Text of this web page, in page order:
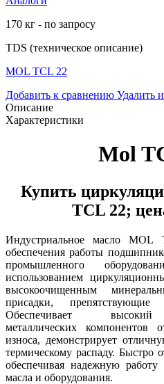
170 кг - по запросу
TDS (техническое описание)
MOL TCL 22
Добавить к сравнению Удалить
Описание
Характеристики
Mol
Купить
TCL 22;
Индустриальное масло MOL
обеспечения работы
промышленного
использованием
высокоочищенным
присадки,
Обеспечивает
металлических компонентов
износа, демонстрирует
термическому распаду. Быстро
обеспечивая надежную
масла и оборудования.